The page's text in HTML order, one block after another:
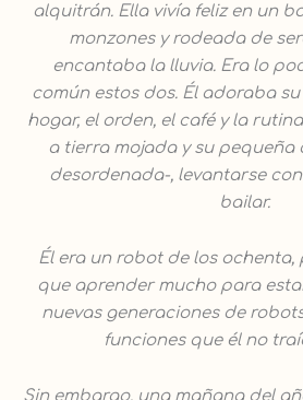
alquitrán. Ella vivía feliz en un
monzones y rodeada de
encantaba la lluvia. Era lo
común estos dos. Él adoraba
hogar, el orden, el café y la
a tierra mojada y su pequeña
desordenada-, levantarse
bailar.
Él era un robot de los
que aprender mucho para
nuevas generaciones de
funciones que él no
Sin embargo, una mañana del